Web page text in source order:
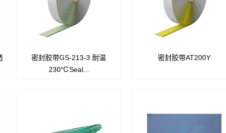
提供品种丰富的密封胶带，可在室
温到 800°F (427°C) 之间固化。
密封胶带GS-213-3 耐温
230℃Seal...
提供品种丰富的密封胶带，可在室
密封胶带AT200Y